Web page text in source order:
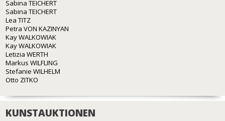
Sabina TEICHERT
Sabina TEICHERT
Lea TITZ
Petra VON KAZINYAN
Kay WALKOWIAK
Kay WALKOWIAK
Letizia WERTH
Markus WILFLING
Stefanie WILHELM
Otto ZITKO
KUNSTAUKTIONEN